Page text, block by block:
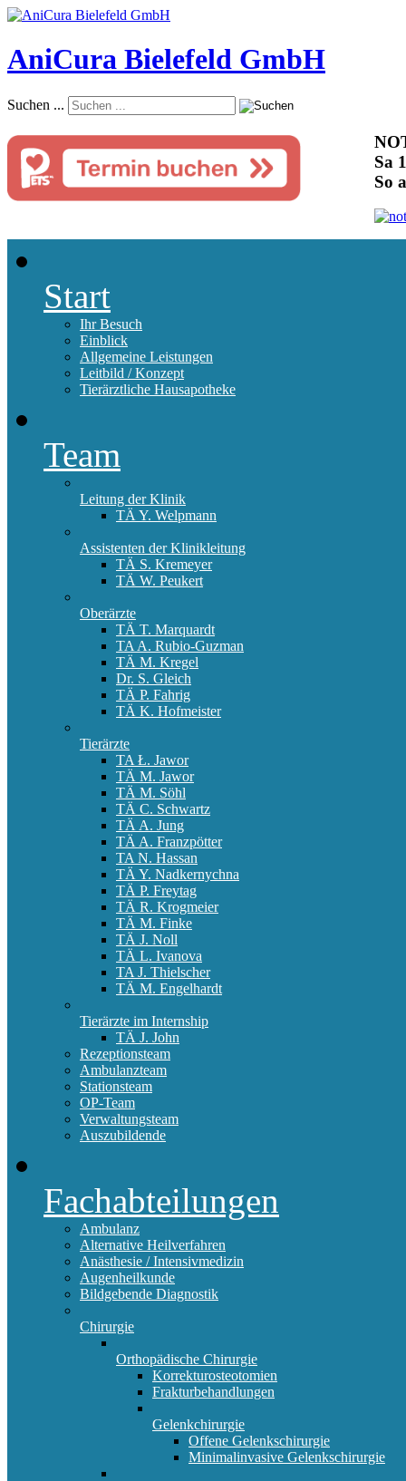
AniCura Bielefeld GmbH
Suchen ...
Sa
So
Start
Ihr Besuch
Einblick
Allgemeine Leistungen
Leitbild / Konzept
Tierärztliche Hausapotheke
Team
Leitung der Klinik
TÄ Y. Welpmann
Assistenten der Klinikleitung
TÄ S. Kremeyer
TÄ W. Peukert
Oberärzte
TÄ T. Marquardt
TA A. Rubio-Guzman
TÄ M. Kregel
Dr. S. Gleich
TÄ P. Fahrig
TÄ K. Hofmeister
Tierärzte
TA Ł. Jawor
TÄ M. Jawor
TÄ M. Söhl
TÄ C. Schwartz
TÄ A. Jung
TÄ A. Franzpötter
TA N. Hassan
TÄ Y. Nadkernychna
TÄ P. Freytag
TÄ R. Krogmeier
TÄ M. Finke
TÄ J. Noll
TÄ L. Ivanova
TA J. Thielscher
TÄ M. Engelhardt
Tierärzte im Internship
TÄ J. John
Rezeptionsteam
Ambulanzteam
Stationsteam
OP-Team
Verwaltungsteam
Auszubildende
Fachabteilungen
Ambulanz
Alternative Heilverfahren
Anästhesie / Intensivmedizin
Augenheilkunde
Bildgebende Diagnostik
Chirurgie
Orthopädische Chirurgie
Korrekturosteotomien
Frakturbehandlungen
Gelenkchirurgie
Offene Gelenkschirurgie
Minimalinvasive Gelenkschirurgie